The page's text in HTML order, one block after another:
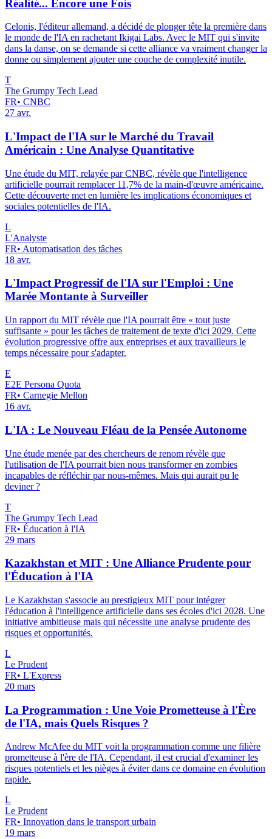
Réalité... Encore une Fois
Celonis, l'éditeur allemand, a décidé de plonger tête la première dans
le monde de l'IA en rachetant Ikigai Labs. Avec le MIT qui s'invite
dans la danse, on se demande si cette alliance va vraiment changer la
donne ou simplement ajouter une couche de complexité inutile.
T
The Grumpy Tech Lead
FR• CNBC
27 avr.
L'Impact de l'IA sur le Marché du Travail
Américain : Une Analyse Quantitative
Une étude du MIT, relayée par CNBC, révèle que l'intelligence
artificielle pourrait remplacer 11,7% de la main-d'œuvre américaine.
Cette découverte met en lumière les implications économiques et
sociales potentielles de l'IA.
L
L'Analyste
FR• Automatisation des tâches
18 avr.
L'Impact Progressif de l'IA sur l'Emploi : Une
Marée Montante à Surveiller
Un rapport du MIT révèle que l'IA pourrait être « tout juste
suffisante » pour les tâches de traitement de texte d'ici 2029. Cette
évolution progressive offre aux entreprises et aux travailleurs le
temps nécessaire pour s'adapter.
E
E2E Persona Quota
FR• Carnegie Mellon
16 avr.
L'IA : Le Nouveau Fléau de la Pensée Autonome
Une étude menée par des chercheurs de renom révèle que
l'utilisation de l'IA pourrait bien nous transformer en zombies
incapables de réfléchir par nous-mêmes. Mais qui aurait pu le
deviner ?
T
The Grumpy Tech Lead
FR• Éducation à l'IA
29 mars
Kazakhstan et MIT : Une Alliance Prudente pour
l'Éducation à l'IA
Le Kazakhstan s'associe au prestigieux MIT pour intégrer
l'éducation à l'intelligence artificielle dans ses écoles d'ici 2028. Une
initiative ambitieuse mais qui nécessite une analyse prudente des
risques et opportunités.
L
Le Prudent
FR• L'Express
20 mars
La Programmation : Une Voie Prometteuse à l'Ère
de l'IA, mais Quels Risques ?
Andrew McAfee du MIT voit la programmation comme une filière
prometteuse à l'ère de l'IA. Cependant, il est crucial d'examiner les
risques potentiels et les pièges à éviter dans ce domaine en évolution
rapide.
L
Le Prudent
FR• Innovation dans le transport urbain
19 mars